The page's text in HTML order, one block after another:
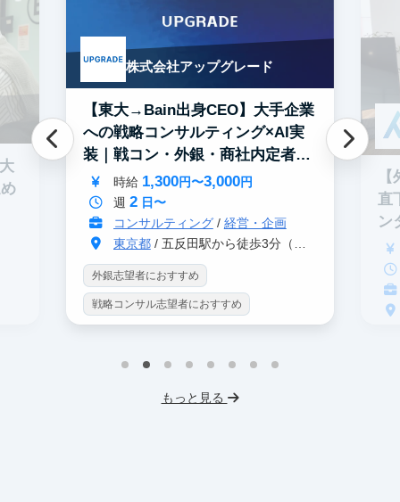
株式会社アップグレード
【東大→Bain出身CEO】大手企業
への戦略コンサルティング×AI実
装｜戦コン・外銀・商社内定者多
数
時給 1,300円〜3,000円
週 2日〜
コンサルティング/ 経営・企画
東京都/ 五反田駅から徒歩3分（大崎駅から徒歩8分）
外銀志望者におすすめ
戦略コンサル志望者におすすめ
プロダクトマネジメント 事業立案
データサイエンス
直
ン
もっと見る